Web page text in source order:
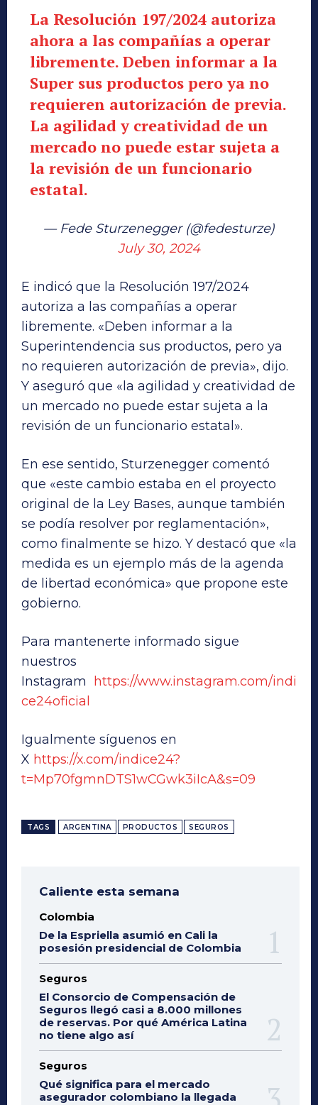
La Resolución 197/2024 autoriza
ahora a las compañías a operar
libremente. Deben informar a la
Super sus productos pero ya no
requieren autorización de previa.
La agilidad y creatividad de un
mercado no puede estar sujeta a
la revisión de un funcionario
estatal.
— Fede Sturzenegger (@fedesturze)
July 30, 2024
E indicó que la Resolución 197/2024
autoriza a las compañías a operar
libremente. «Deben informar a la
Superintendencia sus productos, pero ya
no requieren autorización de previa», dijo.
Y aseguró que «la agilidad y creatividad de
un mercado no puede estar sujeta a la
revisión de un funcionario estatal».
En ese sentido, Sturzenegger comentó
que «este cambio estaba en el proyecto
original de la Ley Bases, aunque también
se podía resolver por reglamentación»,
como finalmente se hizo. Y destacó que «la
medida es un ejemplo más de la agenda
de libertad económica» que propone este
gobierno.
Para mantenerte informado sigue
nuestros
Instagram
https://www.instagram.com/indi
ce24oficial
Igualmente síguenos en
X https://x.com/indice24?
t=Mp70fgmnDTS1wCGwk3iIcA&s=09
TAGS ARGENTINA PRODUCTOS SEGUROS
Caliente esta semana
Colombia
De la Espriella asumió en Cali la
posesión presidencial de Colombia
Seguros
El Consorcio de Compensación de
Seguros llegó casi a 8.000 millones
de reservas. Por qué América Latina
no tiene algo así
Seguros
Qué significa para el mercado
asegurador colombiano la llegada